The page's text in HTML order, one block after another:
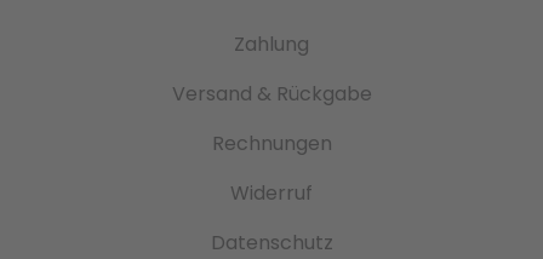
Zahlung
Versand & Rückgabe
Rechnungen
Widerruf
Datenschutz